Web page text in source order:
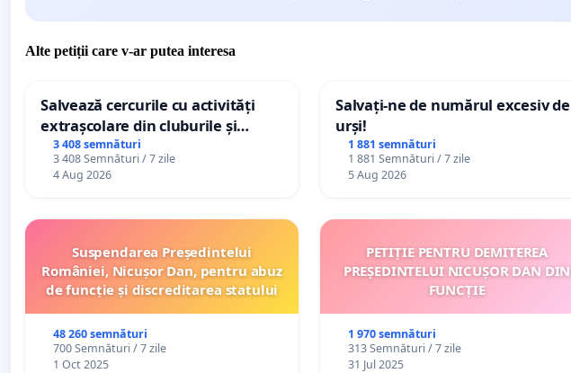
Alte petiții care v-ar putea interesa
Salvează cercurile cu activități
extrașcolare din cluburile și
palatele copiilor
3 408 semnături
3 408 Semnături / 7 zile
4 Aug 2026
Salvați-ne de numărul excesiv de
urși!
1 881 semnături
1 881 Semnături / 7 zile
5 Aug 2026
Suspendarea Președintelui
României, Nicușor Dan, pentru abuz
de funcție și discreditarea statului
48 260 semnături
700 Semnături / 7 zile
1 Oct 2025
PETIȚIE PENTRU DEMITEREA
PREȘEDINTELUI NICUȘOR DAN DIN
FUNCȚIE
1 970 semnături
313 Semnături / 7 zile
31 Jul 2025